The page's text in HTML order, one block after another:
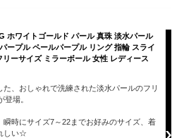
ホワイトゴールド パール 真珠 淡水パール
ープル ペールパープル リング 指輪 スライ
リーサイズ ミラーボール 女性 レディース
た、おしゃれで洗練された淡水パールのフリ
登場。
時にサイズ7～22までお好みのサイズ、着
しい☆